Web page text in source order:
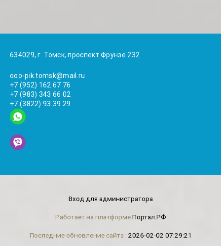
634029, г. Томск, проспект Фрунзе 232
ooo-pik.tomsk@mail.ru
+7 (952) 162 67 76
+7 (983) 343 66 02
+7 (3822) 93 39 29
Вход для администратора
Работает на платформеПортал.РФ
Последние обновление сайта : 2026-02-02 07:29:21